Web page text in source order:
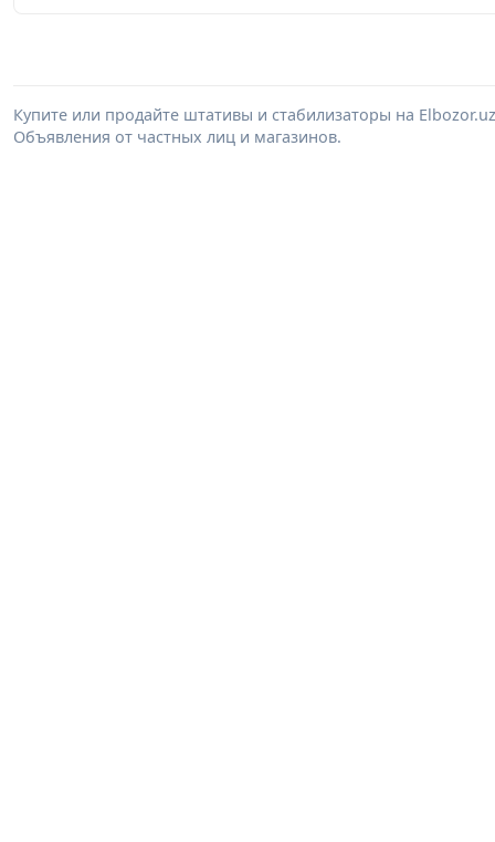
Купите или продайте штативы и стабилизаторы на
Объявления от частных лиц и магазинов.